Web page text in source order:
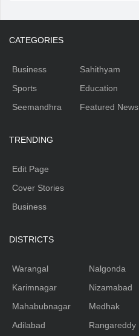
CATEGORIES
Business
Sports
Seemandhra
Sahithyam
Education
Featured News
TRENDING
Edit Page
Cover Stories
Business
DISTRICTS
Warangal
Karimnagar
Mahabubnagar
Adilabad
Nalgonda
Nizamabad
Medhak
Rangareddy